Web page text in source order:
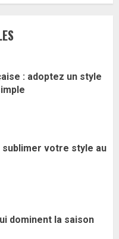
: adoptez un style
sublimer votre style au
dominent la saison